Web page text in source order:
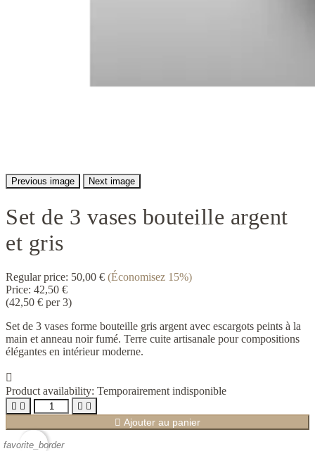
Previous image Next image
Set de 3 vases bouteille argent
et gris
Regular price: 50,00 € (Économisez 15%)
Price: 42,50 €
(42,50 € per 3)
Set de 3 vases forme bouteille gris argent avec escargots peints à la
main et anneau noir fumé. Terre cuite artisanale pour compositions
élégantes en intérieur moderne.

Product availability: Temporairement indisponible
   
 Ajouter au panier
favorite_border